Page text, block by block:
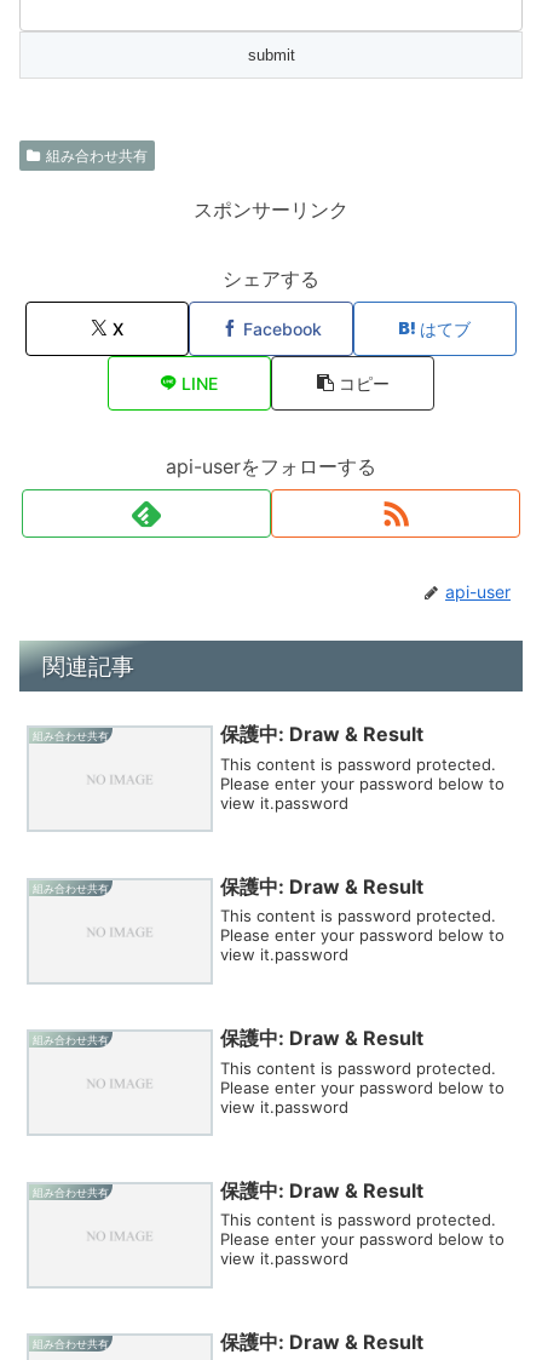
組み合わせ共有
スポンサーリンク
シェアする
X Facebook はてブ
LINE コピー
api-userをフォローする
api-user
関連記事
組み合わせ共有 保護中: Draw & Result
This content is password protected.
Please enter your password below to
view it.password
組み合わせ共有 保護中: Draw & Result
This content is password protected.
Please enter your password below to
view it.password
組み合わせ共有 保護中: Draw & Result
This content is password protected.
Please enter your password below to
view it.password
組み合わせ共有 保護中: Draw & Result
This content is password protected.
Please enter your password below to
view it.password
組み合わせ共有 保護中: Draw & Result